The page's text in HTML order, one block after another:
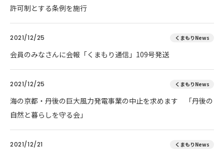
許可制とする条例を施行
2021/12/25 くまもりNews
会員のみなさんに会報「くまもり通信」109号発送
2021/12/25 くまもりNews
海の京都・丹後の巨大風力発電事業の中止を求めます 「丹後の
自然と暮らしを守る会」
2021/12/21 くまもりNews